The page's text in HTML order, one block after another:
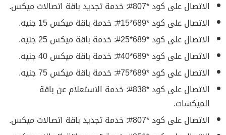
الاتصال على كود *807#: خدمة تجديد باقة اتصالات ميكس.
الاتصال على كود *689*15#: خدمة باقة ميكس 15 جنيه.
الاتصال على كود *689*25#: خدمة باقة ميكس 25 جنيه.
الاتصال على كود *689*40#: خدمة باقة ميكس 40 جنيه.
الاتصال على كود *689*75#: خدمة باقة ميكس 75 جنيه.
الاتصال على كود *838#: خدمة الاستعلام عن باقة
الميكسات.
الاتصال على كود *807#: خدمة تجديد باقة اتصالات ميكس.